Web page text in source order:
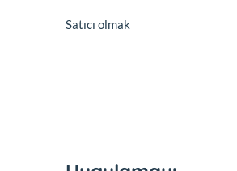
Satıcı olmak